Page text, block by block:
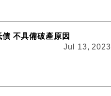
不具備破產原因
Jul 13, 2023